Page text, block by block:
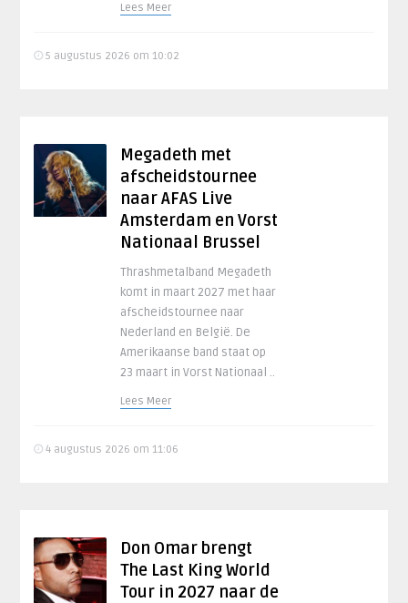
Lees Meer
5 augustus 2026 om 10:02
Megadeth met
afscheidstournee
naar AFAS Live
Amsterdam en Vorst
Nationaal Brussel
Thrashmetalband Megadeth
komt in maart 2027 met haar
afscheidstournee naar
Nederland en België. De
Amerikaanse band staat op
23 maart in Vorst Nationaal ..
Lees Meer
4 augustus 2026 om 11:06
Don Omar brengt
The Last King World
Tour in 2027 naar de